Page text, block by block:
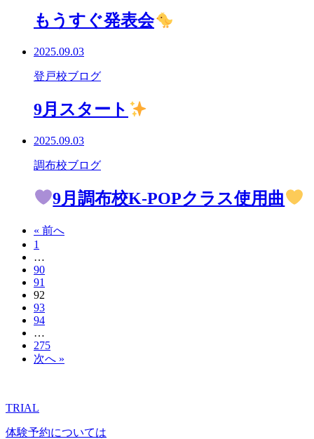
もうすぐ発表会
2025.09.03
登戸校ブログ
9月スタート
2025.09.03
調布校ブログ
9月調布校K-POPクラス使用曲
« 前へ
1
…
90
91
92
93
94
…
275
次へ »
TRIAL
体験予約については